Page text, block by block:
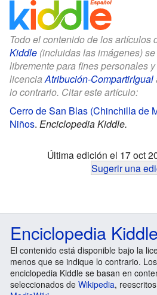
Todo el contenido de los artículos
Kiddle (incluidas las imágenes)
libremente para fines personales
licenciaAtribución-CompartirIgual
lo contrario. Citar este artículo:
Cerro de San Blas (Chinchilla de
Niños. Enciclopedia Kiddle.
Última edición el 17 oct
Sugerir una
Enciclopedia Kiddle
El contenido está disponible bajo la
menos que se indique lo contrario.
enciclopedia Kiddle se basan en
seleccionados de Wikipedia,